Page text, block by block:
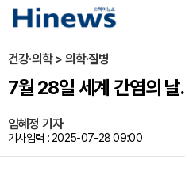
건강·의학 > 의학·질병
7월 28일 세계 간염의 날
임혜정 기자
기사입력 : 2025-07-28 09:00